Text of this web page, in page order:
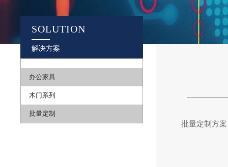
SOLUTION
解决方案
办公家具
木门系列
批量定制
批量定制方